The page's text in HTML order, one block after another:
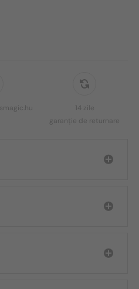
14 zile
garanție de returnare